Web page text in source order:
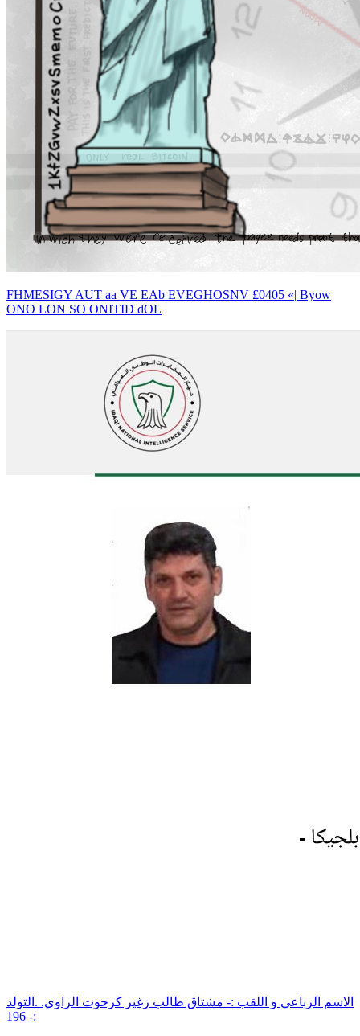
FHMESIGY AUT aa VE EAb EVEGHOSNV £0405 «| Byow
ONO LON SO ONITID dOL
الاسم الرباعي و اللقب :- مشتاق طالب زغير كرحوت الراوي. .التولد
:- 196